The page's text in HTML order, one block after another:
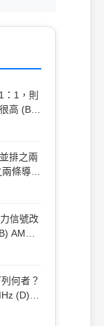
1，則
高 (B)
與輻射
信號改
何者？